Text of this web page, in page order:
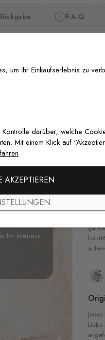
F.A.Q
Design
Flure
dieses
Ihr Interieur
Liebe
um Ihr Einkaufserlebnis zu
darüber, welche
Mit einem Klick auf
AKZEPTIEREN